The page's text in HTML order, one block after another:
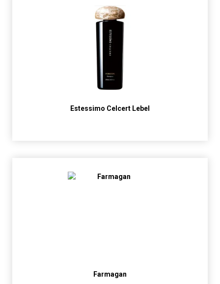
Estessimo Celcert Lebel
Farmagan